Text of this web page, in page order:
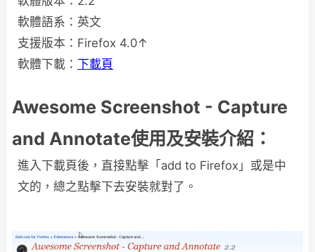
軟體語系：英文
支援版本：Firefox 4.0↑
軟體下載： 下載頁
Awesome Screenshot - Capture
and Annotate使用及安裝介紹：
進入下載頁後，直接點擊「add to Firefox」或是中
文的，總之點擊下去安裝就對了。